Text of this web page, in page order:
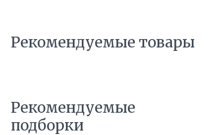
Рекомендуемые товары
Рекомендуемые
подборки